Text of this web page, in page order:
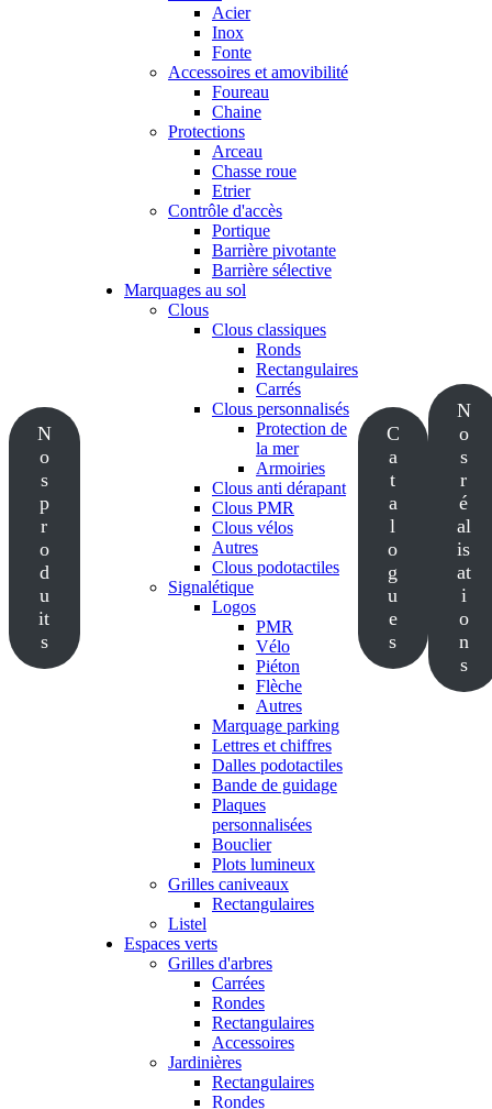
N
o
s
p
r
o
d
u
it
s
Acier
Inox
Fonte
Accessoires et amovibilité
Foureau
Chaine
Protections
Arceau
Chasse roue
Etrier
Contrôle d'accès
Portique
Barrière pivotante
Barrière sélective
Marquages au sol
Clous
Clous classiques
Ronds
Rectangulaires
Carrés
Clous personnalisés
Protection de
la mer
Armoiries
Clous anti dérapant
Clous PMR
Clous vélos
Autres
Clous podotactiles
Signalétique
Logos
PMR
Vélo
Piéton
Flèche
Autres
Marquage parking
Lettres et chiffres
Dalles podotactiles
Bande de guidage
Plaques
personnalisées
Bouclier
Plots lumineux
Grilles caniveaux
Rectangulaires
Listel
Espaces verts
Grilles d'arbres
Carrées
Rondes
Rectangulaires
Accessoires
Jardinières
Rectangulaires
Rondes
C
a
t
a
l
o
g
u
e
s
N
o
s
r
é
al
is
at
i
o
n
s